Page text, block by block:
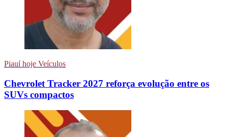
Piauí hoje Veículos
Chevrolet Tracker 2027 reforça evolução entre os
SUVs compactos